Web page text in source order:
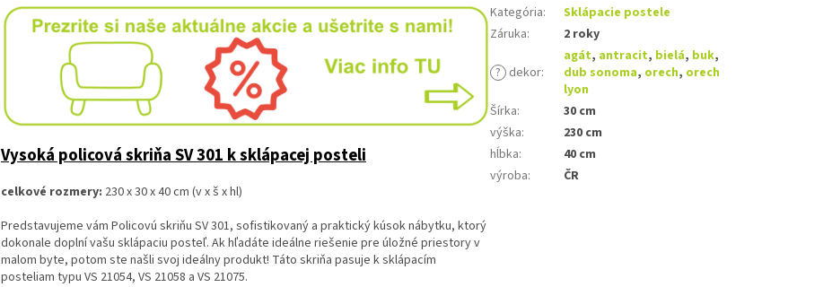
Vysoká policová skriňa SV 301 k sklápacej posteli
celkové rozmery: 230 x 30 x 40 cm (v x š x hl)
Predstavujeme vám Policovú skriňu SV 301, sofistikovaný a praktický kúsok nábytku, ktorý
dokonale doplní vašu sklápaciu posteľ. Ak hľadáte ideálne riešenie pre úložné priestory v
malom byte, potom ste našli svoj ideálny produkt! Táto skriňa pasuje k sklápacím
posteliam typu VS 21054, VS 21058 a VS 21075.
Kategória:
Sklápacie postele
Záruka: 2 roky
? dekor:
agát, antracit, bielá, buk,
dub sonoma, orech, orech
lyon
Šírka:
30 cm
výška:
230 cm
hĺbka:
40 cm
výroba: ČR